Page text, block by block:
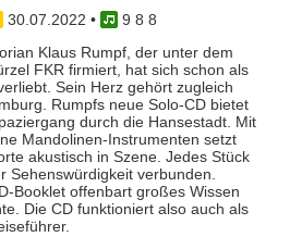
30.07.2022 •
9 8 8
Klaus Rumpf, der unter dem
FKR firmiert, hat sich schon als
Sein Herz gehört zugleich
Rumpfs neue Solo-CD bietet
durch die Hansestadt. Mit
Mandolinen-Instrumenten setzt
akustisch in Szene. Jedes Stück
Sehenswürdigkeit verbunden.
Booklet offenbart großes Wissen
Die CD funktioniert also auch als